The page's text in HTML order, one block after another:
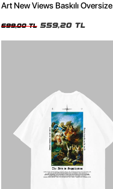
Art New Views Baskılı Oversize
699,00 TL 559,20 TL